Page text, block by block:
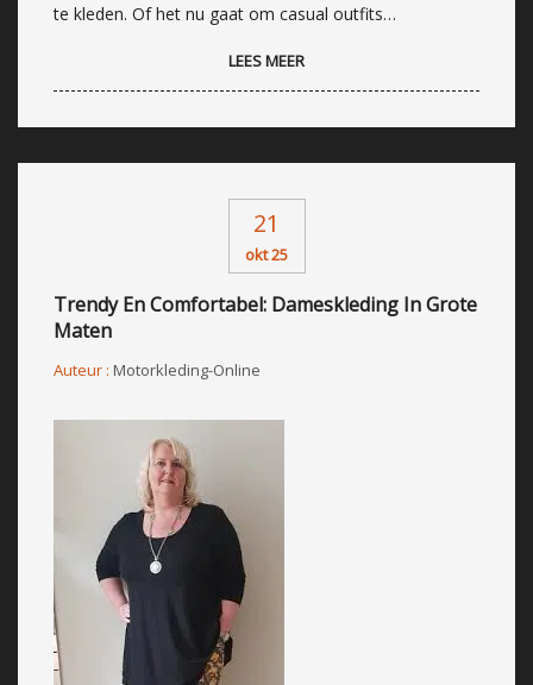
te kleden. Of het nu gaat om casual outfits…
LEES MEER
21
okt 25
Trendy En Comfortabel: Dameskleding In Grote
Maten
Auteur : Motorkleding-Online